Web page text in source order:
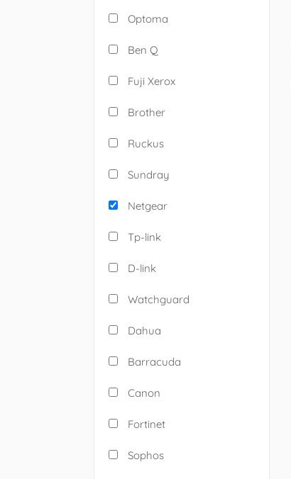
Optoma
Ben Q
Fuji Xerox
Brother
Ruckus
Sundray
Netgear
Tp-link
D-link
Watchguard
Dahua
Barracuda
Canon
Fortinet
Sophos